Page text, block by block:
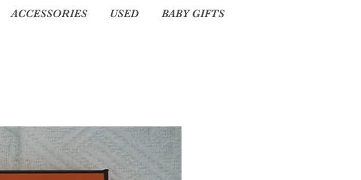
ACCESSORIES USED BABY GIFTS